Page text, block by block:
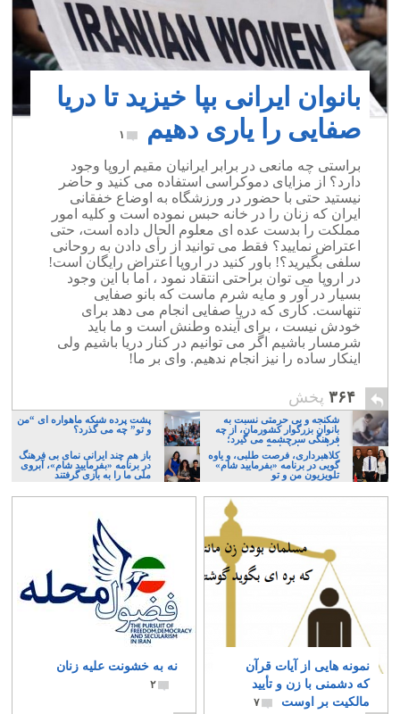
بانوان ایرانی بپا خیزید تا دریا
صفایی را یاری دهیم
۱
براستی چه مانعی در برابر ایرانیان مقیم اروپا وجود
دارد؟ از مزایای دموکراسی استفاده می کنید و حاضر
نیستید حتی با حضور در ورزشگاه به اوضاع خفقانی
ایران که زنان را در خانه حبس نموده است و کلیه امور
مملکت را بدست عده ای معلوم الحال داده است، حتی
اعتراض نمایید؟ فقط می توانید از رأی دادن به روحانی
سلفی بگیرید؟! باور کنید در اروپا اعتراض رایگان است!
در اروپا می توان براحتی انتقاد نمود ، اما با این وجود
بسیار در آور و مایه شرم ماست که بانو صفایی
تنهاست. کاری که دریا صفایی انجام می دهد برای
خودش نیست ، برای آینده وطنش است و ما باید
شرمسار باشیم اگر می توانیم در کنار دریا باشیم ولی
اینکار ساده را نیز انجام ندهیم. وای بر ما!
۳۶۴ پخش
شکنجه و بی حرمتی نسبت به
بانوان بزرگوار کشورمان، از چه
فرهنگی سرچشمه می گیرد؛
ایرانی، و یا تازیان؟
پشت پرده شبکه ماهواره ای “من
و تو” چه می گذرد؟‎
کلاهبرداری، فرصت طلبی، و یاوه
گویی در برنامه «بفرمایید شام»
تلویزیون من و تو
باز هم چند ایرانی نمای بی فرهنگ
در برنامه «بفرمایید شام»، آبروی
ملی ما را به بازی گرفتند
نمونه هایی از آیات قرآن
که دشمنی با زن و تأیید
مالکیت بر اوست
۷
نه به خشونت علیه زنان
۲